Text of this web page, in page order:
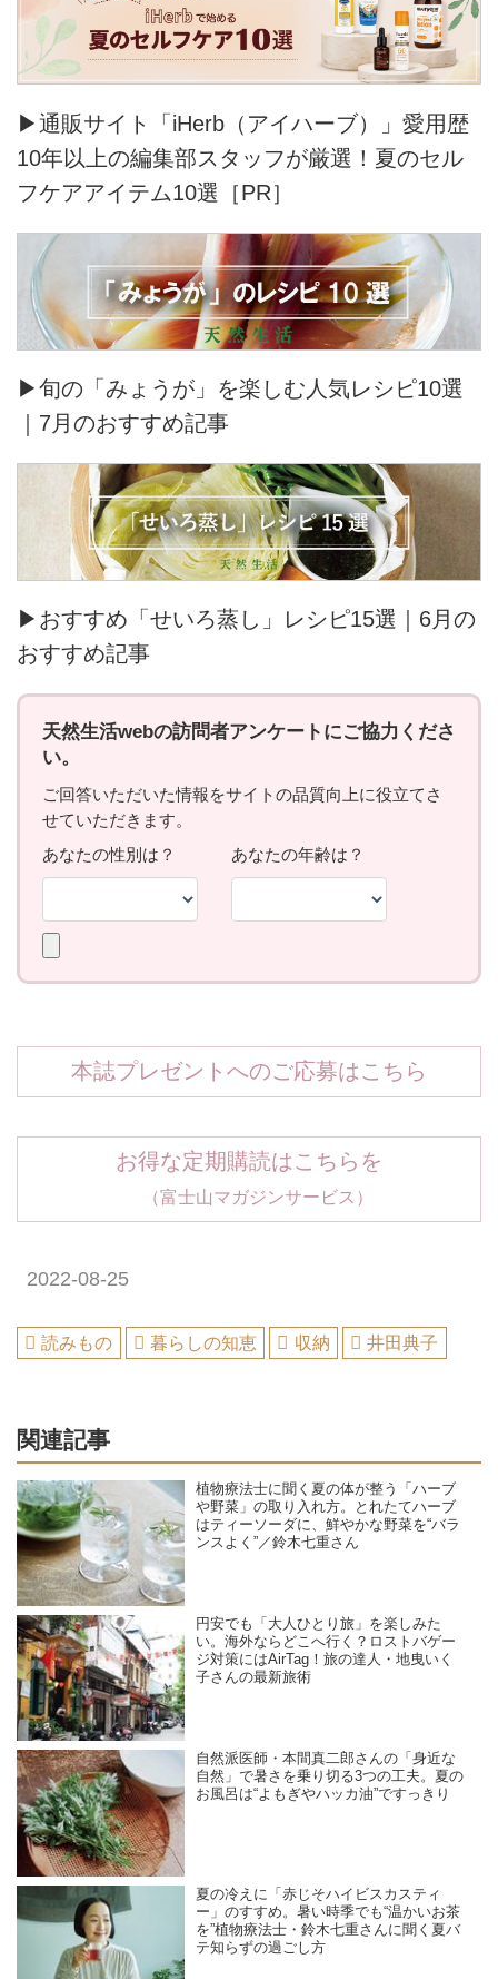
▶通販サイト「iHerb（アイハーブ）」愛用歴
10年以上の編集部スタッフが厳選！夏のセル
フケアアイテム10選［PR］
▶旬の「みょうが」を楽しむ人気レシピ10選
｜7月のおすすめ記事
▶おすすめ「せいろ蒸し」レシピ15選｜6月の
おすすめ記事
本誌プレゼントへのご応募はこちら
お得な定期購読はこちらを
（富士山マガジンサービス）
2022-08-25
読みもの 暮らしの知恵 収納 井田典子
関連記事
植物療法士に聞く夏の体が整う「ハーブ
や野菜」の取り入れ方。とれたてハーブ
はティーソーダに、鮮やかな野菜を“バラ
ンスよく”／鈴木七重さん
円安でも「大人ひとり旅」を楽しみた
い。海外ならどこへ行く？ロストバゲー
ジ対策にはAirTag！旅の達人・地曳いく
子さんの最新旅術
自然派医師・本間真二郎さんの「身近な
自然」で暑さを乗り切る3つの工夫。夏の
お風呂は“よもぎやハッカ油”ですっきり
夏の冷えに「赤じそハイビスカスティ
ー」のすすめ。暑い時季でも“温かいお茶
を”植物療法士・鈴木七重さんに聞く夏バ
テ知らずの過ごし方